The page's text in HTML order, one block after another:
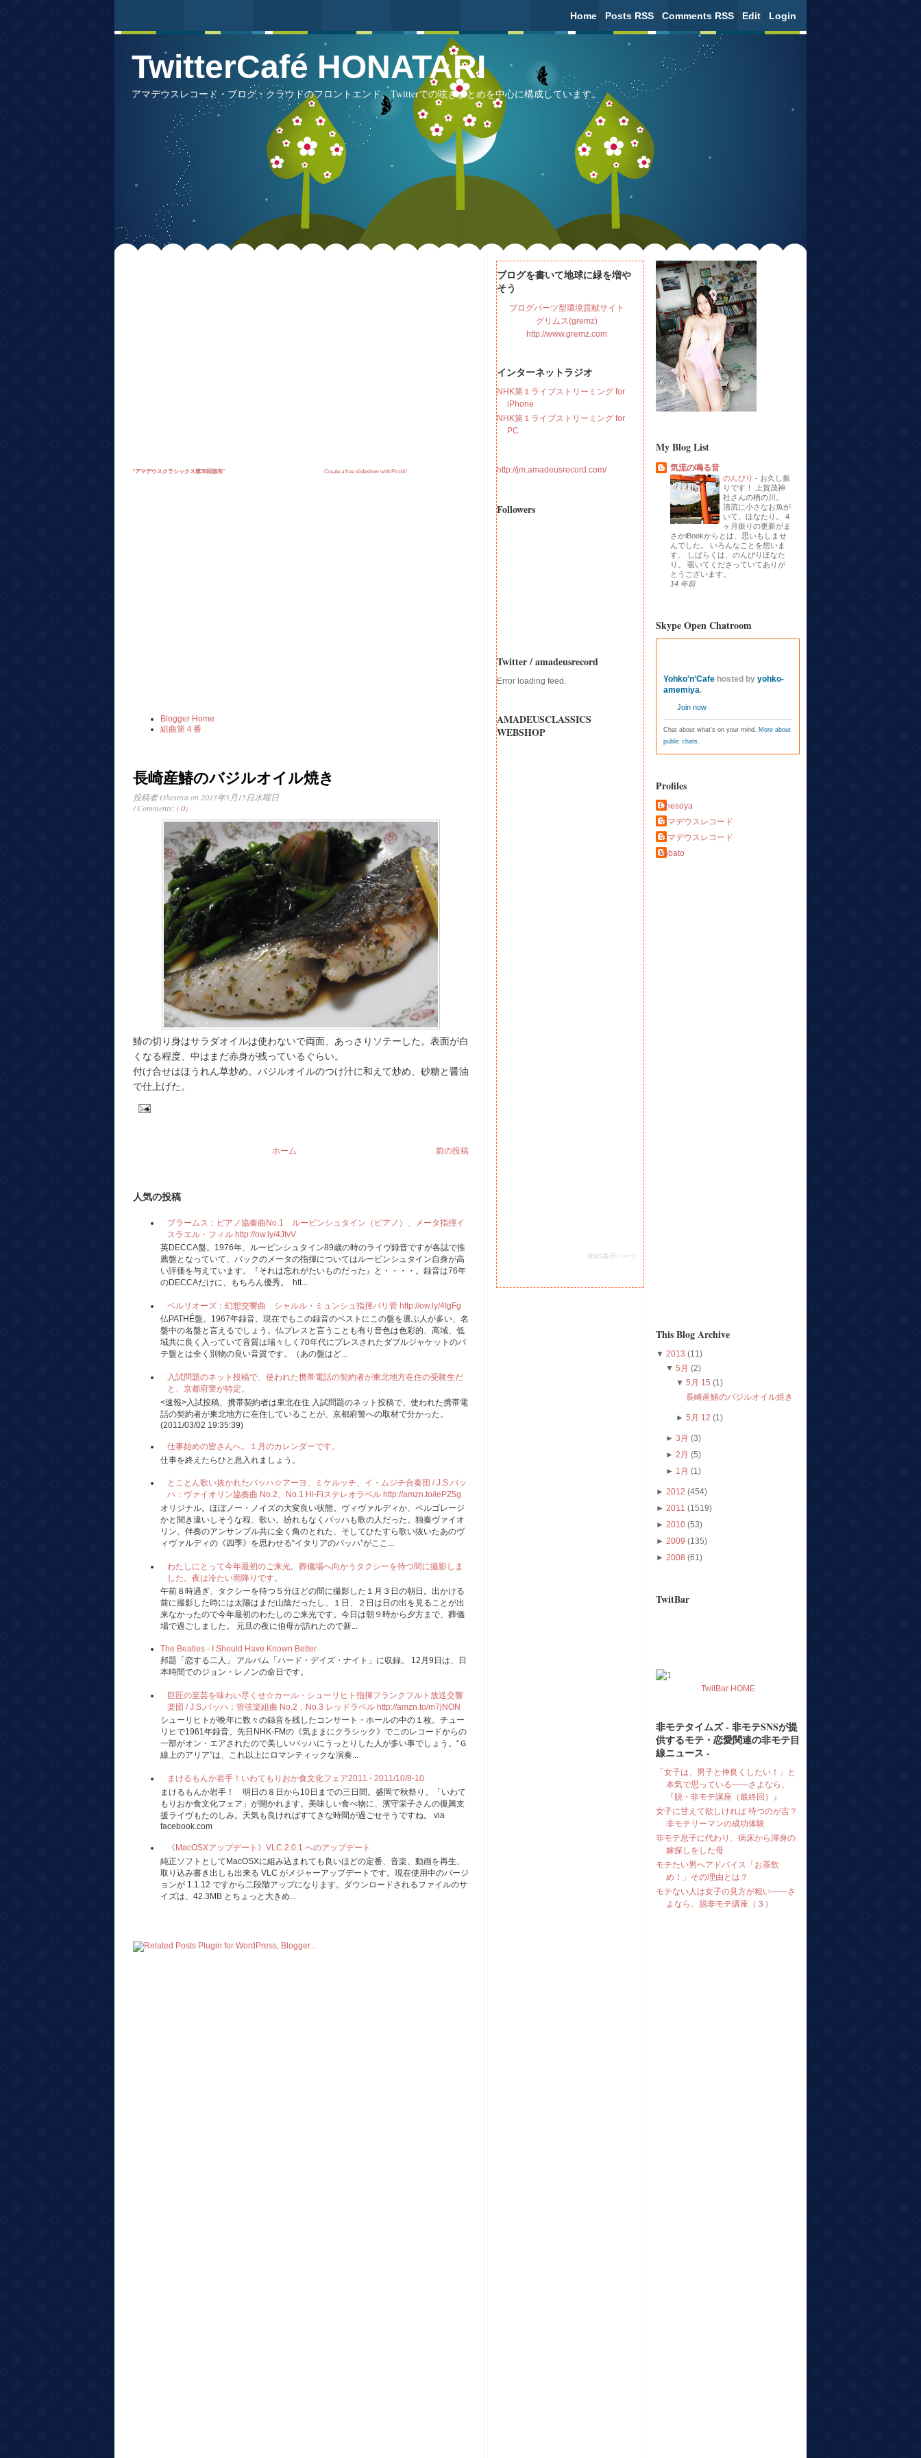
Home / Posts RSS / Comments RSS / Edit / Login
TwitterCafé HONATARI
アマデウスレコード・ブログ・クラウドのフロントエンド。Twitterでの呟きまとめを中心に構成しています。
"アマデウスクラシックス第30回頒布" Create a free slideshow with Picnik!
Blogger Home
組曲第４番
長崎産鰆のバジルオイル焼き
投稿者Ohesoyaon 2013年5月15日水曜日
/ Comments: (0)
鰆の切り身はサラダオイルは使わないで両面、あっさりソテーした。表面が白
くなる程度、中はまだ赤身が残っているぐらい。
付け合せはほうれん草炒め。バジルオイルのつけ汁に和えて炒め、砂糖と醤油
で仕上げた。
前の投稿
ホーム
人気の投稿
ブラームス：ピアノ協奏曲No.1 ルービンシュタイン（ピアノ）、メータ指揮イ
スラエル・フィル http://ow.ly/4JtvV
英DECCA盤。1976年、ルービンシュタイン89歳の時のライヴ録音ですが各誌で推
薦盤となっていて、バックのメータの指揮についてはルービンシュタイン自身が高
い評価を与えています。『それは忘れがたいものだった』と・・・・。録音は76年
のDECCAだけに、もちろん優秀。 htt...
ベルリオーズ：幻想交響曲 シャルル・ミュンシュ指揮パリ管 http://ow.ly/4IgFg
仏PATHÉ盤。1967年録音。現在でもこの録音のベストにこの盤を選ぶ人が多い、名
盤中の名盤と言えるでしょう。仏プレスと言うことも有り音色は色彩的、高域、低
域共に良く入っていて音質は瑞々しく70年代にプレスされたダブルジャケットのパ
テ盤とは全く別物の良い音質です。（あの盤はど...
入試問題のネット投稿で、使われた携帯電話の契約者が東北地方在住の受験生だ
と、京都府警が特定。
<速報>入試投稿、携帯契約者は東北在住 入試問題のネット投稿で、使われた携帯電
話の契約者が東北地方に在住していることが、京都府警への取材で分かった。
(2011/03/02 19:35:39)
仕事始めの皆さんへ。１月のカレンダーです。
仕事を終えたらひと息入れましょう。
とことん歌い抜かれたバッハ☆アーヨ、ミケルッチ、イ・ムジチ合奏団 / J.S.バッ
ハ：ヴァイオリン協奏曲 No.2、No.1 Hi-Fiステレオラベル http://amzn.to/iePZ5g
オリジナル。ほぼノー・ノイズの大変良い状態。ヴィヴァルディか、ペルゴレージ
かと聞き違いしそうな程、歌い。紛れもなくバッハも歌の人だった。独奏ヴァイオ
リン、伴奏のアンサンブル共に全く角のとれた、そしてひたすら歌い抜いたあのヴ
ィヴァルディの《四季》を思わせる“イタリアのバッハ”がここ...
わたしにとって今年最初のご来光。葬儀場へ向かうタクシーを待つ間に撮影しま
した。夜は冷たい雨降りです。
午前８時過ぎ、タクシーを待つ５分ほどの間に撮影した１月３日の朝日。出かける
前に撮影した時には太陽はまだ山陰だったし、１日、２日は日の出を見ることが出
来なかったので今年最初のわたしのご来光です。今日は朝９時から夕方まで、葬儀
場で過ごしました。 元旦の夜に伯母が訪れたので新...
The Beatles - I Should Have Known Better
邦題「恋する二人」 アルバム「ハード・デイズ・ナイト」に収録。 12月9日は、日
本時間でのジョン・レノンの命日です。
巨匠の至芸を味わい尽くせ☆カール・シューリヒト指揮フランクフルト放送交響
楽団 / J.S.バッハ：管弦楽組曲 No.2，No.3 レッドラベル http://amzn.to/m7jNON
シューリヒトが晩年に数々の録音を残したコンサート・ホールの中の１枚。チュー
リヒで1961年録音。先日NHK-FMの《気ままにクラシック》でこのレコードからの
一部がオン・エアされたので美しいバッハにうっとりした人が多い事でしょう。“Ｇ
線上のアリア”は、これ以上にロマンティックな演奏...
まけるもんか岩手！いわてもりおか食文化フェア2011 - 2011/10/8-10
まけるもんか岩手！ 明日の８日から10日までの三日間。盛岡で秋祭り。「いわて
もりおか食文化フェア」が開かれます。美味しい食べ物に、濱守栄子さんの復興支
援ライヴもたのしみ。天気も良ければすてきな時間が過ごせそうですね。 via
facebook.com
《MacOSXアップデート》VLC 2.0.1 へのアップデート
純正ソフトとしてMacOSXに組み込まれても良いほどの定番、音楽、動画を再生、
取り込み書き出しも出来る VLC がメジャーアップデートです。現在使用中のバージ
ョンが 1.1.12 ですから二段階アップになります。ダウンロードされるファイルのサ
イズは、42.3MB とちょっと大きめ...
My Blog List
気流の鳴る音
のんびり - お久し振
りです！ 上賀茂神
社さんの楢の川。
清流に小さなお魚が
いて、ほなたり。 4
ヶ月振りの更新がま
さかiBookからとは、思いもしませ
んでした。 いろんなことを想いま
す。 しばらくは、のんびりほなた
り。 覗いてくださっていてありが
とうございます。
14 年前
Skype Open Chatroom
Yohko'n'Cafe hosted by yohko-
amemiya.
Join now
Chat about what's on your mind. More about
public chats.
Profiles
Ohesoya
アマデウスレコード
アマデウスレコード
kobato
This Blog Archive
▼ 2013 (11)
▼5月(2)
▼ 5月 15 (1)
長崎産鰆のバジルオイル焼き
► 5月 12 (1)
►3月(3)
►2月(5)
► 1月(1)
► 2012 (454)
► 2011 (1519)
► 2010 (53)
► 2009 (135)
► 2008 (61)
TwitBar
TwitBar HOME
非モテタイムズ - 非モテSNSが提
供するモテ・恋愛関連の非モテ目
線ニュース -
「女子は、男子と仲良くしたい！」と
本気で思っている――さよなら、
『脱・非モテ講座（最終回）』
女子に甘えて欲しければ 待つのが吉？
非モテリーマンの成功体験
非モテ息子に代わり、病床から渾身の
嫁探しをした母
モテたい男へアドバイス「お茶飲
め！」その理由とは？
モテない人は女子の見方が粗い――さ
よなら、脱非モテ講座（３）
ブログを書いて地球に緑を増や
そう
ブログパーツ型環境貢献サイト
グリムス(gremz)
http://www.gremz.com
インターネットラジオ
NHK第１ライブストリーミング for
iPhone
NHK第１ライブストリーミング for
PC
http://jm.amadeusrecord.com/
Followers
Twitter / amadeusrecord
Error loading feed.
AMADEUSCLASSICS
WEBSHOP
RSS表示パーツ